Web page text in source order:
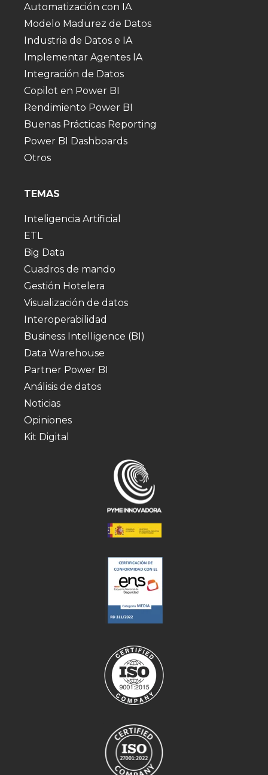
Automatización con IA
Modelo Madurez de Datos
Industria de Datos e IA
Implementar Agentes IA
Integración de Datos
Copilot en Power BI
Rendimiento Power BI
Buenas Prácticas Reporting
Power BI Dashboards
Otros
TEMAS
Inteligencia Artificial
ETL
Big Data
Cuadros de mando
Gestión Hotelera
Visualización de datos
Interoperabilidad
Business Intelligence (BI)
Data Warehouse
Partner Power BI
Análisis de datos
Noticias
Opiniones
Kit Digital